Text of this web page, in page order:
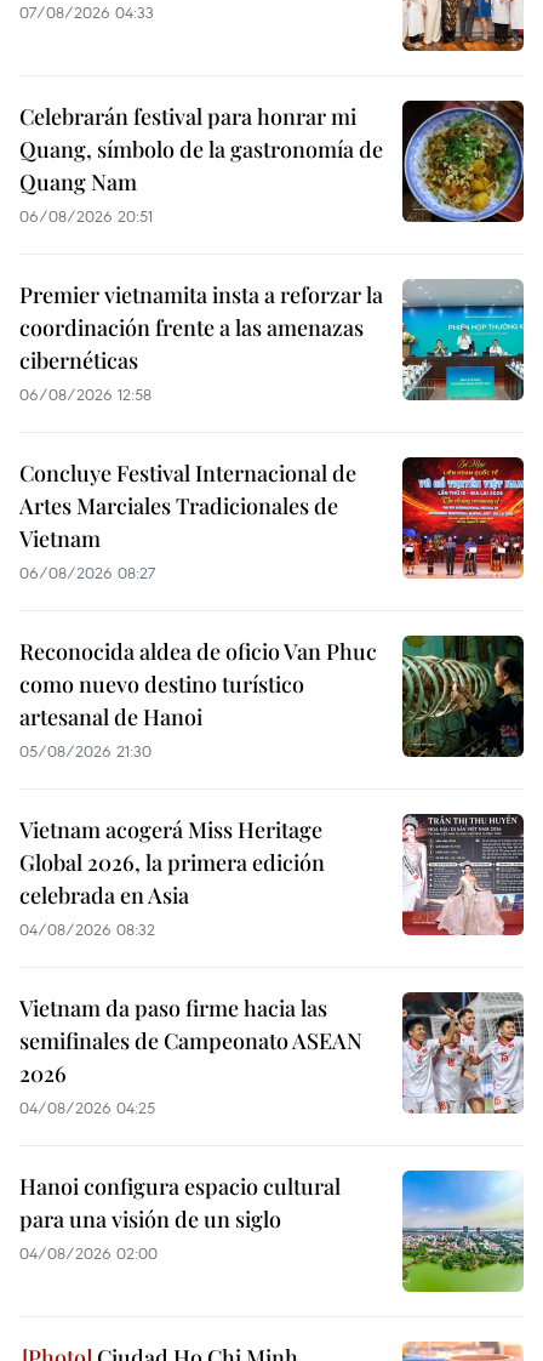
07/08/2026 04:33
Celebrarán festival para honrar mi
Quang, símbolo de la gastronomía de
Quang Nam
06/08/2026 20:51
Premier vietnamita insta a reforzar la
coordinación frente a las amenazas
cibernéticas
06/08/2026 12:58
Concluye Festival Internacional de
Artes Marciales Tradicionales de
Vietnam
06/08/2026 08:27
Reconocida aldea de oficio Van Phuc
como nuevo destino turístico
artesanal de Hanoi
05/08/2026 21:30
Vietnam acogerá Miss Heritage
Global 2026, la primera edición
celebrada en Asia
04/08/2026 08:32
Vietnam da paso firme hacia las
semifinales de Campeonato ASEAN
2026
04/08/2026 04:25
Hanoi configura espacio cultural
para una visión de un siglo
04/08/2026 02:00